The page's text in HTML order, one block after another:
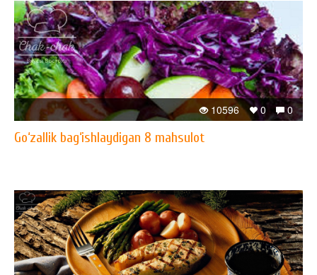
0
0
10596
Go‘zallik bag‘ishlaydigan 8 mahsulot